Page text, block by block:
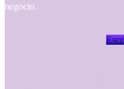
negocio.